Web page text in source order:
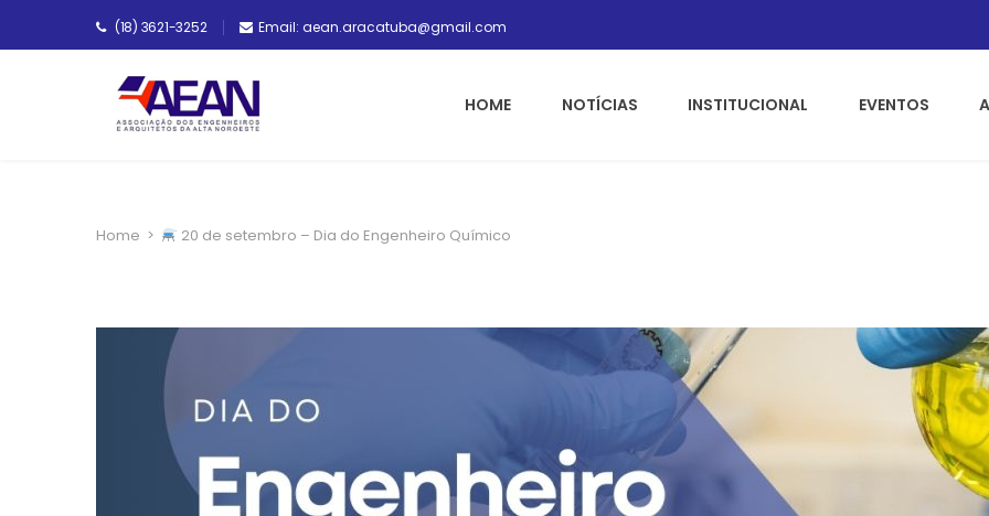
(18) 3621-3252 Email: aean.aracatuba@gmail.com
HOME NOTÍCIAS INSTITUCIONAL EVENTOS
Home > 20 de setembro – Dia do Engenheiro Químico